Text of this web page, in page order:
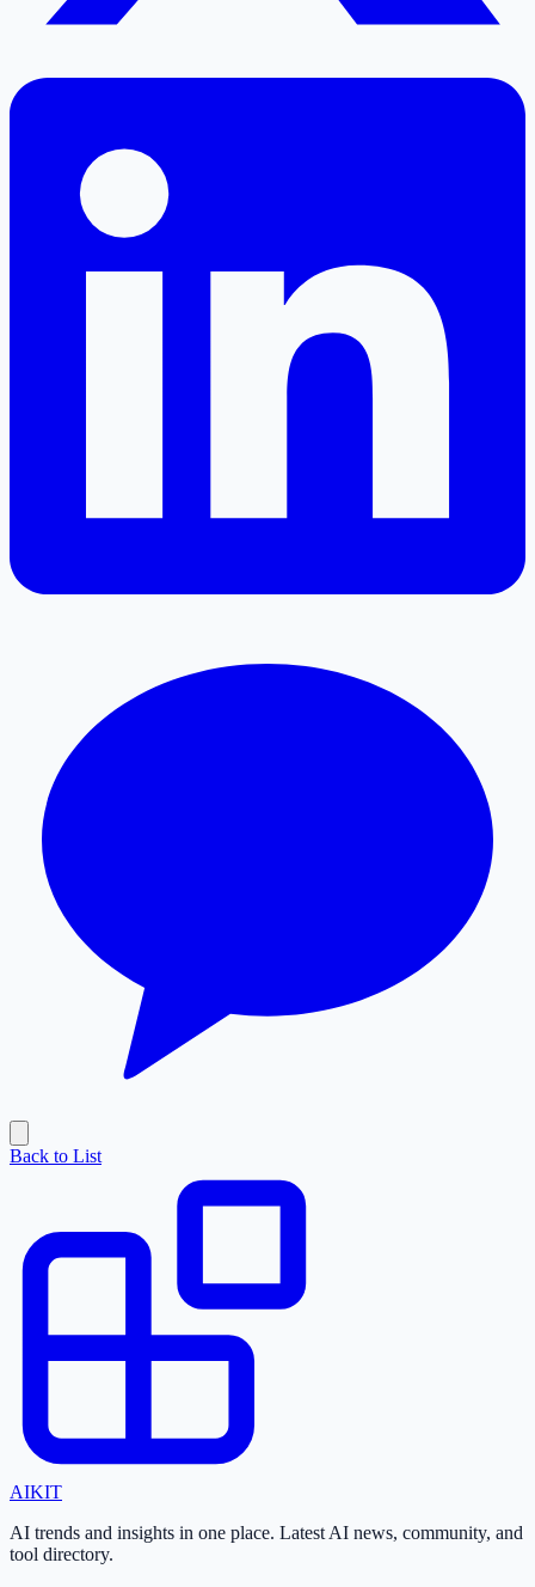
Back to List
AIKIT
AI trends and insights in one place. Latest AI news, community, and
tool directory.